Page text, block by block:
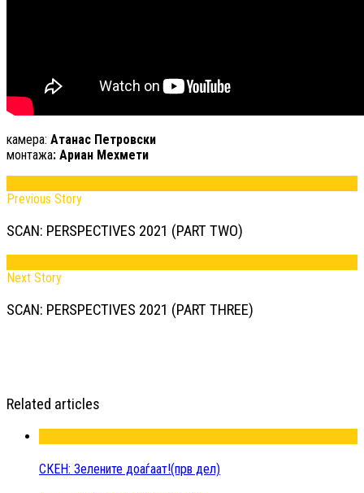
камера: Атанас Петровски
монтажа: Ариан Мехмети
Previous Story
SCAN: PERSPECTIVES 2021 (PART TWO)
Next Story
SCAN: PERSPECTIVES 2021 (PART THREE)
Related articles
СКЕН: Зелените доаѓаат!(прв дел)